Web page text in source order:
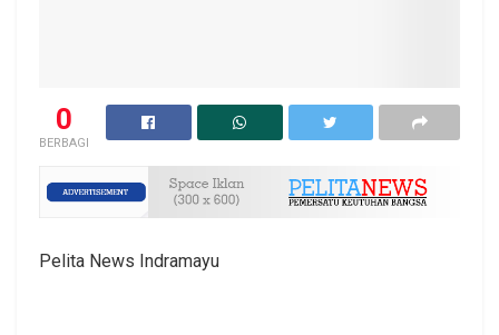
0
BERBAGI
Pelita News Indramayu